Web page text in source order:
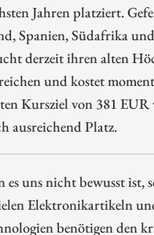
Jahren platziert.
Spanien, Südafrika
derzeit ihren alten
und kostet
Kursziel von 381
ausreichend Platz.
uns nicht bewusst ist,
Elektronikartikeln
benötigen den